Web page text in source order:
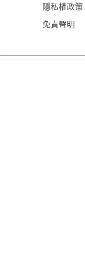
隱私權政策
免責聲明